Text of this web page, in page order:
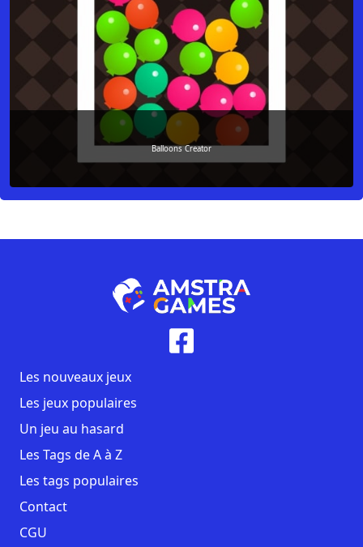
Balloons Creator
Les nouveaux jeux
Les jeux populaires
Un jeu au hasard
Les Tags de A à Z
Les tags populaires
Contact
CGU